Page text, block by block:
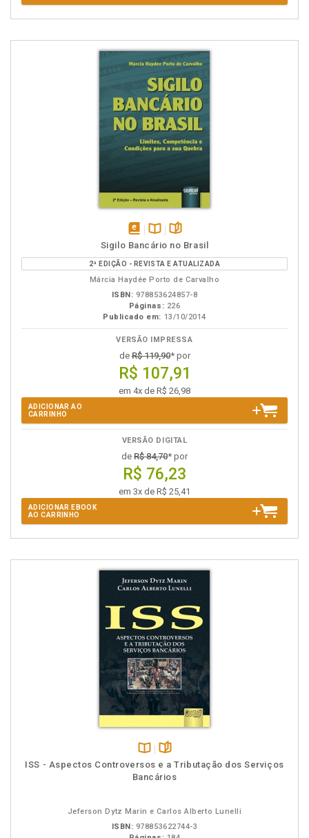
disponível
em
eBook
Disponível
na
B.V.
páginas
Sigilo Bancário no Brasil
2ª EDIÇÃO - REVISTA E ATUALIZADA
Márcia Haydée Porto de Carvalho
ISBN: 978853624857-8
Páginas: 226
Publicado em: 13/10/2014
VERSÃO IMPRESSA
deR$ 119,90* por
R$ 107,91
em 4x de R$ 26,98
ADICIONAR AO
CARRINHO
VERSÃO DIGITAL
de R$ 84,70* por
R$ 76,23
em 3x de R$ 25,41
ADICIONAR EBOOK
AO CARRINHO
Disponível
na
páginas
ISS - Aspectos Controversos e a Tributação dos Serviços
Bancários
Jeferson Dytz Marin e Carlos Alberto Lunelli
ISBN: 978853622744-3